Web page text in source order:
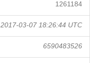
1261184
2017-03-07 18:26:44 UTC
6590483526